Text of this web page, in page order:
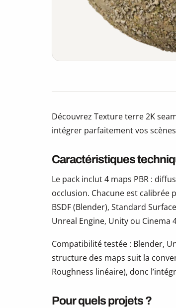
Découvrez Texture terre 2K
intégrer parfaitement vos
Caractéristiques
Le pack inclut 4 maps PBR :
occlusion. Chacune est calibrée
BSDF (Blender), Standard
Unreal Engine, Unity ou Cinema
Compatibilité testée : Blender,
structure des maps suit la
Roughness linéaire), donc
Pour quels projets ?